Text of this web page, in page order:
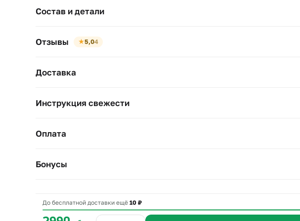
Состав и детали
Отзывы ★5,04
Доставка
Инструкция свежести
Оплата
Бонусы
До бесплатной доставки ещё 10 ₽